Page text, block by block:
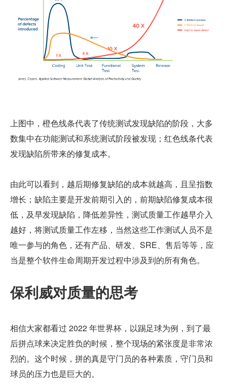
上图中，橙色线条代表了传统测试发现缺陷的阶段，大多
数集中在功能测试和系统测试阶段被发现；红色线条代表
发现缺陷所带来的修复成本。
由此可以看到，越后期修复缺陷的成本就越高，且呈指数
增长；缺陷主要是开发前期引入的，前期缺陷修复成本很
低，及早发现缺陷，降低差异性，测试质量工作越早介入
越好，将测试质量工作左移，当然这些工作测试人员不是
唯一参与的角色，还有产品、研发、SRE、售后等等，应
当是整个软件生命周期开发过程中涉及到的所有角色。
保利威对质量的思考
相信大家都看过 2022 年世界杯，以踢足球为例，到了最
后拼点球来决定胜负的时候，整个现场的紧张度是非常浓
烈的。这个时候，拼的真是守门员的各种素质，守门员和
球员的压力也是巨大的。